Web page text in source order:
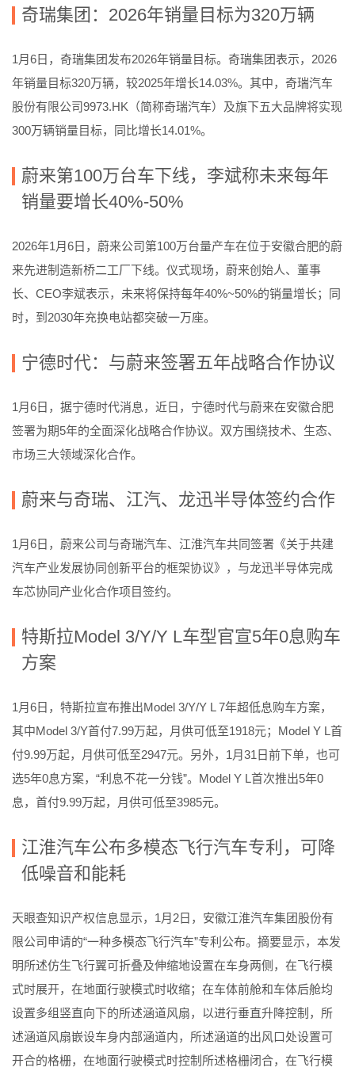
奇瑞集团：2026年销量目标为320万辆
1月6日，奇瑞集团发布2026年销量目标。奇瑞集团表示，2026
年销量目标320万辆，较2025年增长14.03%。其中，奇瑞汽车
股份有限公司9973.HK（简称奇瑞汽车）及旗下五大品牌将实现
300万辆销量目标，同比增长14.01%。
蔚来第100万台车下线，李斌称未来每年
销量要增长40%-50%
2026年1月6日，蔚来公司第100万台量产车在位于安徽合肥的蔚
来先进制造新桥二工厂下线。仪式现场，蔚来创始人、董事
长、CEO李斌表示，未来将保持每年40%~50%的销量增长；同
时，到2030年充换电站都突破一万座。
宁德时代：与蔚来签署五年战略合作协议
1月6日，据宁德时代消息，近日，宁德时代与蔚来在安徽合肥
签署为期5年的全面深化战略合作协议。双方围绕技术、生态、
市场三大领域深化合作。
蔚来与奇瑞、江汽、龙迅半导体签约合作
1月6日，蔚来公司与奇瑞汽车、江淮汽车共同签署《关于共建
汽车产业发展协同创新平台的框架协议》，与龙迅半导体完成
车芯协同产业化合作项目签约。
特斯拉Model 3/Y/Y L车型官宣5年0息购车
方案
1月6日，特斯拉宣布推出Model 3/Y/Y L 7年超低息购车方案，
其中Model 3/Y首付7.99万起，月供可低至1918元；Model Y L首
付9.99万起，月供可低至2947元。另外，1月31日前下单，也可
选5年0息方案，“利息不花一分钱”。Model Y L首次推出5年0
息，首付9.99万起，月供可低至3985元。
江淮汽车公布多模态飞行汽车专利，可降
低噪音和能耗
天眼查知识产权信息显示，1月2日，安徽江淮汽车集团股份有
限公司申请的“一种多模态飞行汽车”专利公布。摘要显示，本发
明所述仿生飞行翼可折叠及伸缩地设置在车身两侧，在飞行模
式时展开，在地面行驶模式时收缩；在车体前舱和车体后舱均
设置多组竖直向下的所述涵道风扇，以进行垂直升降控制，所
述涵道风扇嵌设车身内部涵道内，所述涵道的出风口处设置可
开合的格栅，在地面行驶模式时控制所述格栅闭合，在飞行模